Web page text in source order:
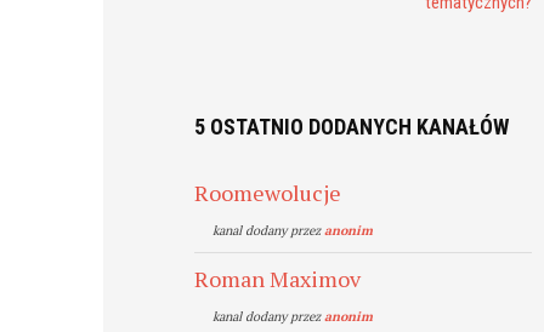
5 OSTATNIO DODANYCH KANAŁÓW
Roomewolucje
kanal dodany przezanonim
Roman Maximov
kanal dodany przezanonim